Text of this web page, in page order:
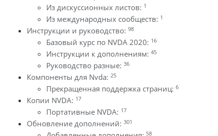
Из дискуссионных листов: 1
Из международных сообществ: 1
Инструкции и руководство: 98
Базовый курс по NVDA 2020: 16
Инструкции к дополнениям: 45
Руководство разные: 36
Компоненты для Nvda: 25
Прекращенная поддержка страниц: 6
Копии NVDA: 17
Портативные NVDA: 17
Обновление дополнений: 301
58